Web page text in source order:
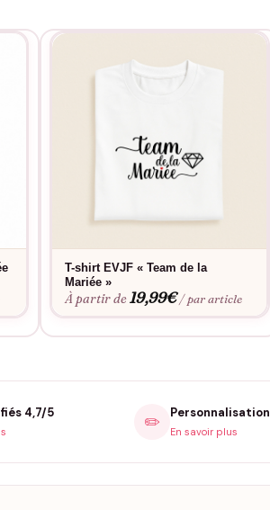
T-shirt EVJF « Team de la
Mariée »
À partir de19,99€ / par article
4,7/5 ✏️ Personnalisation
En savoir plus